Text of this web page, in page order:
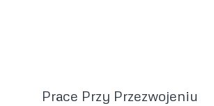
Prace Przy Przezwojeniu